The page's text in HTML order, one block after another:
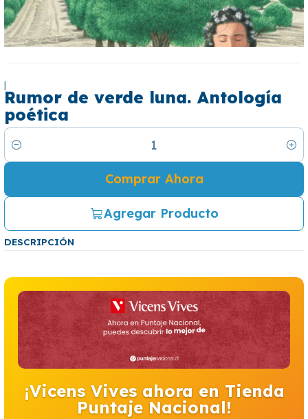
|
Rumor de verde luna. Antología
poética
Cantidad
Agregar Producto
Comprar Ahora
DESCRIPCIÓN
¡Vicens Vives ahora en Tienda
Puntaje Nacional!